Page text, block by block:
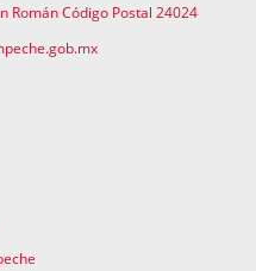
Román Código Postal 24024